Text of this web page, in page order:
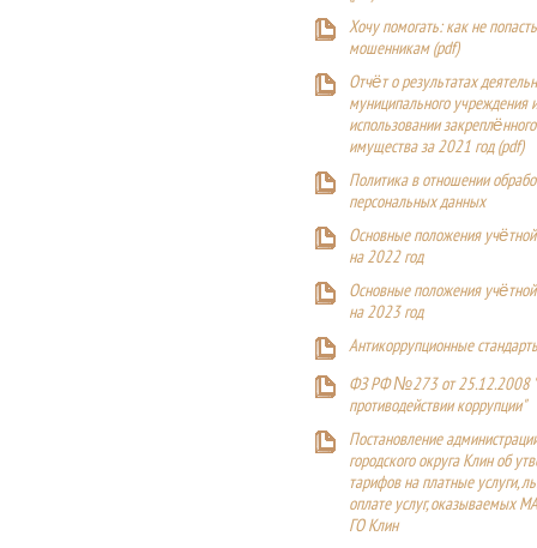
Хочу помогать: как не
мошенникам (pdf)
Отчёт о результатах
муниципального учреждения
использовании
имущества за 2021 год (pdf)
Политика в отношении
персональных данных
Основные положения
на 2022 год
Основные положения
на 2023 год
Антикоррупционные
ФЗ РФ №273 от 25.12.2008
противодействии коррупции"
Постановление
городского округа Клин об
тарифов на платные услуги,
оплате услуг, оказываемых
ГО Клин